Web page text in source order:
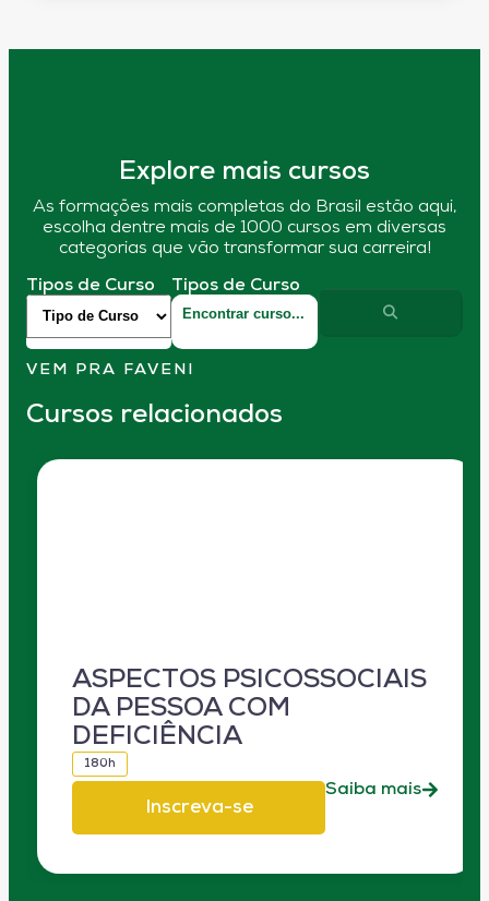
Explore mais cursos
As formações mais completas do Brasil estão aqui,
escolha dentre mais de 1000 cursos em diversas
categorias que vão transformar sua carreira!
Tipos de Curso Tipos de Curso
VEM PRA FAVENI
Cursos relacionados
ASPECTOS PSICOSSOCIAIS
DA PESSOA COM
DEFICIÊNCIA
180h
Inscreva-se
Saiba mais